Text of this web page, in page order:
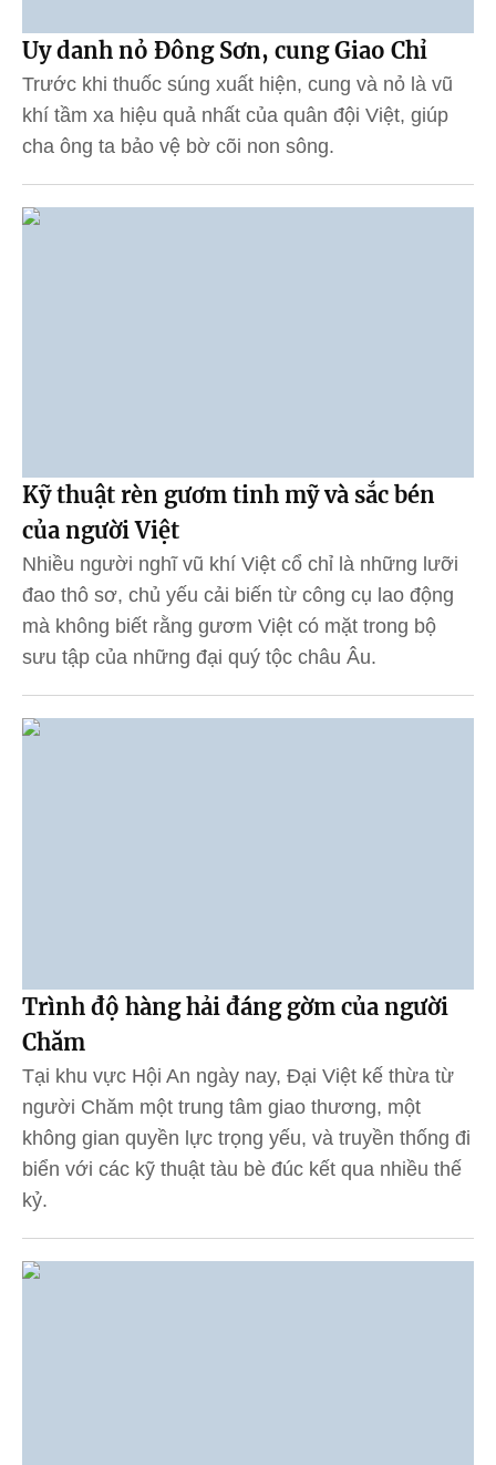
Uy danh nỏ Đông Sơn, cung Giao Chỉ
Trước khi thuốc súng xuất hiện, cung và nỏ là vũ
khí tầm xa hiệu quả nhất của quân đội Việt, giúp
cha ông ta bảo vệ bờ cõi non sông.
Kỹ thuật rèn gươm tinh mỹ và sắc bén
của người Việt
Nhiều người nghĩ vũ khí Việt cổ chỉ là những lưỡi
đao thô sơ, chủ yếu cải biến từ công cụ lao động
mà không biết rằng gươm Việt có mặt trong bộ
sưu tập của những đại quý tộc châu Âu.
Trình độ hàng hải đáng gờm của người
Chăm
Tại khu vực Hội An ngày nay, Đại Việt kế thừa từ
người Chăm một trung tâm giao thương, một
không gian quyền lực trọng yếu, và truyền thống đi
biển với các kỹ thuật tàu bè đúc kết qua nhiều thế
kỷ.